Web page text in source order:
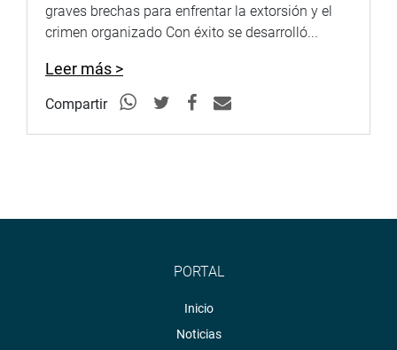
graves brechas para enfrentar la extorsión y el
crimen organizado Con éxito se desarrolló...
Leer más >
Compartir
PORTAL
Inicio
Noticias